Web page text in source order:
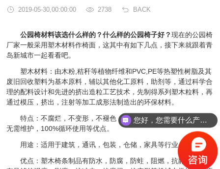
2019-05-30,00:00:00 2738 BACK
公园椅材料该选什么样的？什么样的公园椅子好？现在的公园椅
厂家一般采用塑木材料作椅面，这其中有如下几点，接下来就跟着青
岛新城市一起看看吧。
塑木材料：由木粉,秸秆等植物纤维和PVC,PE等热塑性树脂及其
废旧回收塑料为基本原料，辅以其他化工原料，助剂等，通过科学合
理的配料设计和先进的挤出造粒工艺技术，先制得系列塑木粒料，再
通过模压，挤出，注射等加工成形法制造出的环保材料。
特点：不腐烂，不变形，不褪色，不开裂，防水，防虫，防霉，
无需维护，100%循环使用等优点。
用途：适用于建筑，通讯，包装，仓储，家具等行业。
优点：塑木椅条制品有防水，防腐，防蛀，阻燃，抗静电。并具
您好，您需要什么产品？